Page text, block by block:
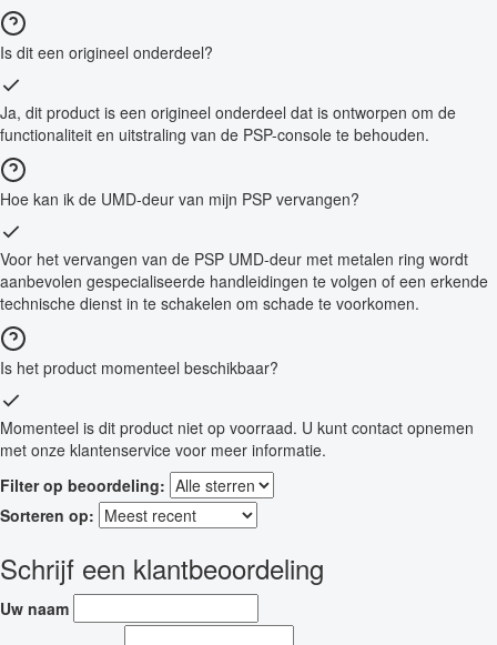
Is dit een origineel onderdeel?
Ja, dit product is een origineel onderdeel dat is ontworpen om de
functionaliteit en uitstraling van de PSP-console te behouden.
Hoe kan ik de UMD-deur van mijn PSP vervangen?
Voor het vervangen van de PSP UMD-deur met metalen ring wordt
aanbevolen gespecialiseerde handleidingen te volgen of een erkende
technische dienst in te schakelen om schade te voorkomen.
Is het product momenteel beschikbaar?
Momenteel is dit product niet op voorraad. U kunt contact opnemen
met onze klantenservice voor meer informatie.
Filter op beoordeling:
Sorteren op:
Schrijf een klantbeoordeling
Uw naam